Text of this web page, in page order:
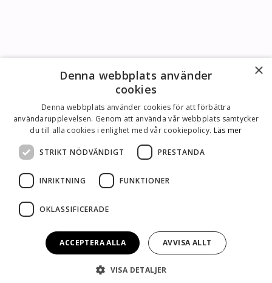
×
Denna webbplats använder
cookies
Denna webbplats använder cookies för att förbättra
användarupplevelsen. Genom att använda vår webbplats samtycker
du till alla cookies i enlighet med vår cookiepolicy. Läs mer
STRIKT NÖDVÄNDIGT PRESTANDA
INRIKTNING FUNKTIONER
OKLASSIFICERADE
ACCEPTERA ALLA AVVISA ALLT
VISA DETALJER